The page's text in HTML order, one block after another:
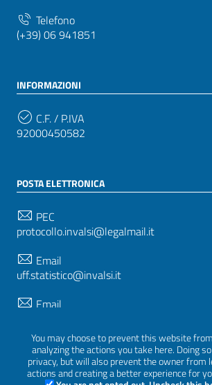
You may choose to prevent this website
analyzing the actions you take here. Doing
privacy, but will also prevent the owner from
actions and creating a better experience for
Telefono
(+39) 06 941851
INFORMAZIONI
C.F. / P.IVA
92000450582
POSTA ELETTRONICA
PEC
protocollo.invalsi@legalmail.it
Email
uff.statistico@invalsi.it
Email
SEGUICI SU